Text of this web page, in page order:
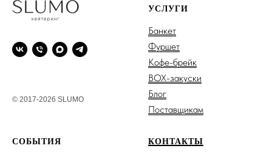
© 2017-2026 SLUMO
УСЛУГИ
Банкет
Фуршет
Кофе-брейк
BOX-закуски
Блог
Поставщикам
СОБЫТИЯ КОНТАКТЫ